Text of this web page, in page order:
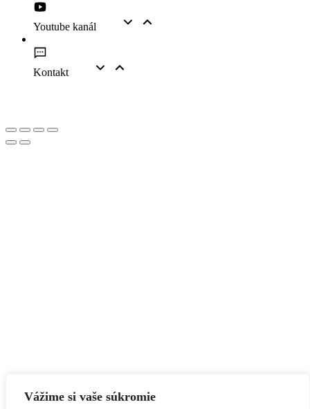
Vážime si vaše súkromie
Youtube kanál
Kontakt